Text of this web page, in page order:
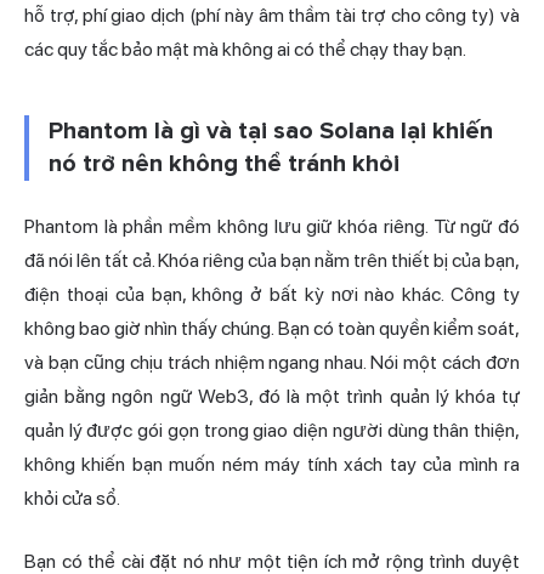
hỗ trợ, phí giao dịch (phí này âm thầm tài trợ cho công ty) và
các quy tắc bảo mật mà không ai có thể chạy thay bạn.
Phantom là gì và tại sao Solana lại khiến
nó trở nên không thể tránh khỏi
Phantom là phần mềm không lưu giữ khóa riêng. Từ ngữ đó
đã nói lên tất cả. Khóa riêng của bạn nằm trên thiết bị của bạn,
điện thoại của bạn, không ở bất kỳ nơi nào khác. Công ty
không bao giờ nhìn thấy chúng. Bạn có toàn quyền kiểm soát,
và bạn cũng chịu trách nhiệm ngang nhau. Nói một cách đơn
giản bằng ngôn ngữ Web3, đó là một trình quản lý khóa tự
quản lý được gói gọn trong giao diện người dùng thân thiện,
không khiến bạn muốn ném máy tính xách tay của mình ra
khỏi cửa sổ.
Bạn có thể cài đặt nó như một tiện ích mở rộng trình duyệt